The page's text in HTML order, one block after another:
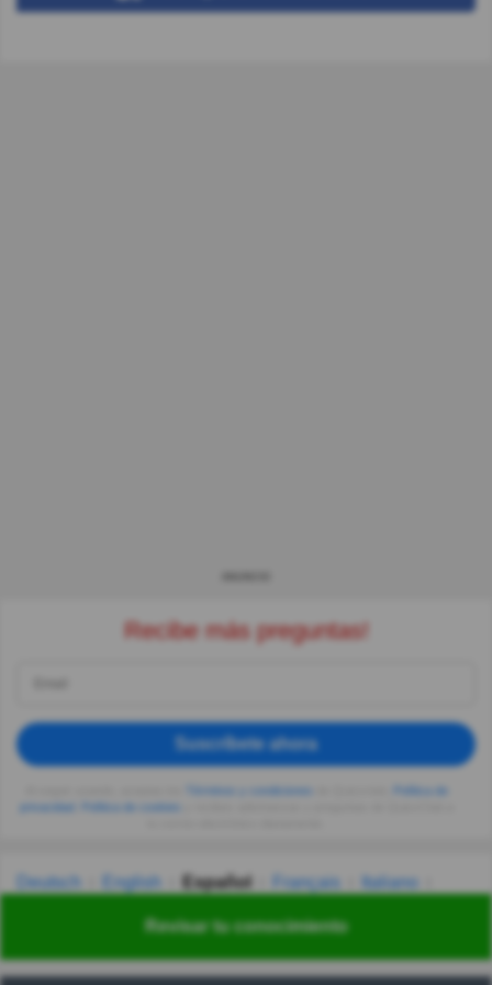
Revisar tu conocimiento
Recibe más preguntas!
Suscríbete ahora
privacidad
Deutsch English Español Français
Italiano
Українська हिन्दी 한국어 汉语